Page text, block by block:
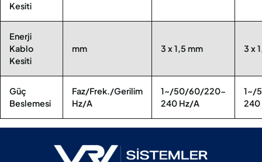
Kesiti
Enerji
Kablo
Kesiti
mm 3 x 1,5 mm 3 x
Güç
Beslemesi
Faz/Frek./Gerilim
Hz/A
1~/50/60/220-
240 Hz/A
1~/
240